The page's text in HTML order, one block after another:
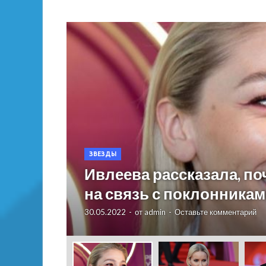
ЗВЕЗДЫ
Ивлеева рассказала,
на связь с
30.05.2022 - от admin - Оставьте комментарий